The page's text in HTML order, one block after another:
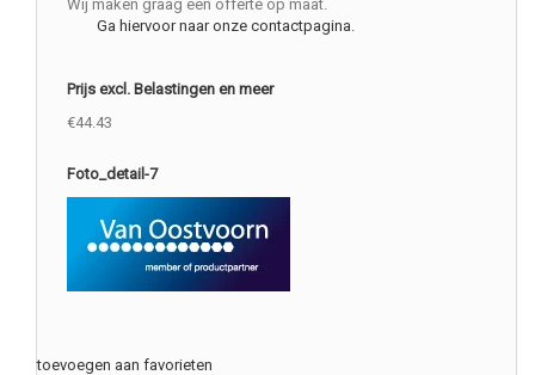
Wij maken graag een offerte op maat.
Ga hiervoor naar onze contactpagina.
Prijs excl. Belastingen en meer
€44.43
Foto_detail-7
toevoegen aan favorieten